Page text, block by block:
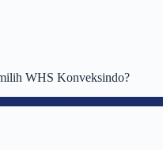
WHS Konveksindo?